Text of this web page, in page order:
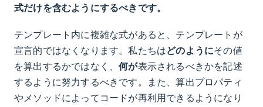
式だけを含むようにするべきです。
テンプレート内に複雑な式があると、テンプレートが
宣言的ではなくなります。私たちはどのようにその値
を算出するかではなく、何が表示されるべきかを記述
するように努力するべきです。また、算出プロパティ
やメソッドによってコードが再利用できるようになり